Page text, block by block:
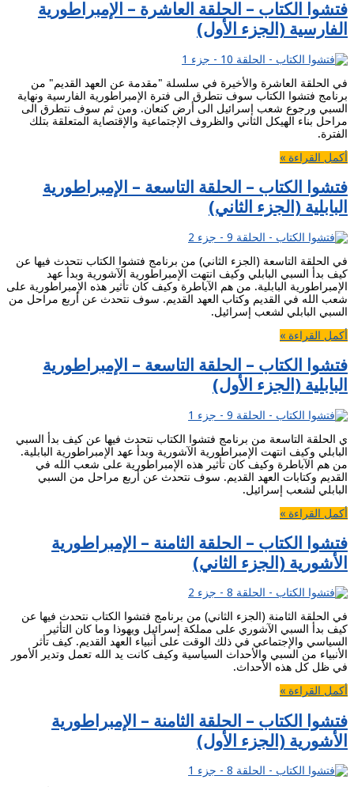
فتشوا الكتاب – الحلقة العاشرة – الإمبراطورية
الفارسية (الجزء الأول)
في الحلقة العاشرة والأخيرة في سلسلة "مقدمة عن العهد القديم" من
برنامج فتشوا الكتاب سوف نتطرق الى فترة الإمبراطورية الفارسية ونهاية
السبي ورجوع شعب إسرائيل الى أرض كنعان. ومن ثم سوف نتطرق الى
مراحل بناء الهيكل الثاني والظروف الإجتماعية والإقتصاية المتعلقة بتلك
الفترة.
أكمل القراءة »
فتشوا الكتاب – الحلقة التاسعة – الإمبراطورية
البابلية (الجزء الثاني)
في الحلقة التاسعة (الجزء الثاني) من برنامج فتشوا الكتاب نتحدث فيها عن
كيف بدأ السبي البابلي وكيف انتهت الإمبراطورية الآشورية وبدأ عهد
الإمبراطورية البابلية. من هم الآباطرة وكيف كان تأثير هذه الإمبراطورية على
شعب الله في القديم وكتاب العهد القديم. سوف نتحدث عن أربع مراحل من
السبي البابلي لشعب إسرائيل.
أكمل القراءة »
فتشوا الكتاب – الحلقة التاسعة – الإمبراطورية
البابلية (الجزء الأول)
ي الحلقة التاسعة من برنامج فتشوا الكتاب نتحدث فيها عن كيف بدأ السبي
البابلي وكيف انتهت الإمبراطورية الآشورية وبدأ عهد الإمبراطورية البابلية.
من هم الآباطرة وكيف كان تأثير هذه الإمبراطورية على شعب الله في
القديم وكتابات العهد القديم. سوف نتحدث عن أربع مراحل من السبي
البابلي لشعب إسرائيل.
أكمل القراءة »
فتشوا الكتاب – الحلقة الثامنة – الإمبراطورية
الأشورية (الجزء الثاني)
في الحلقة الثامنة (الجزء الثاني) من برنامج فتشوا الكتاب نتحدث فيها عن
كيف بدأ السبي الآشوري على مملكة إسرائيل ويهوذا وما كان التأثير
السياسي والإجتماعي في ذلك الوقت على أنبياء العهد القديم. كيف تأثر
الأنبياء من السبي والأحداث السياسية وكيف كانت يد الله تعمل وتدير الأمور
في ظل كل هذه الأحداث.
أكمل القراءة »
فتشوا الكتاب – الحلقة الثامنة – الإمبراطورية
الأشورية (الجزء الأول)